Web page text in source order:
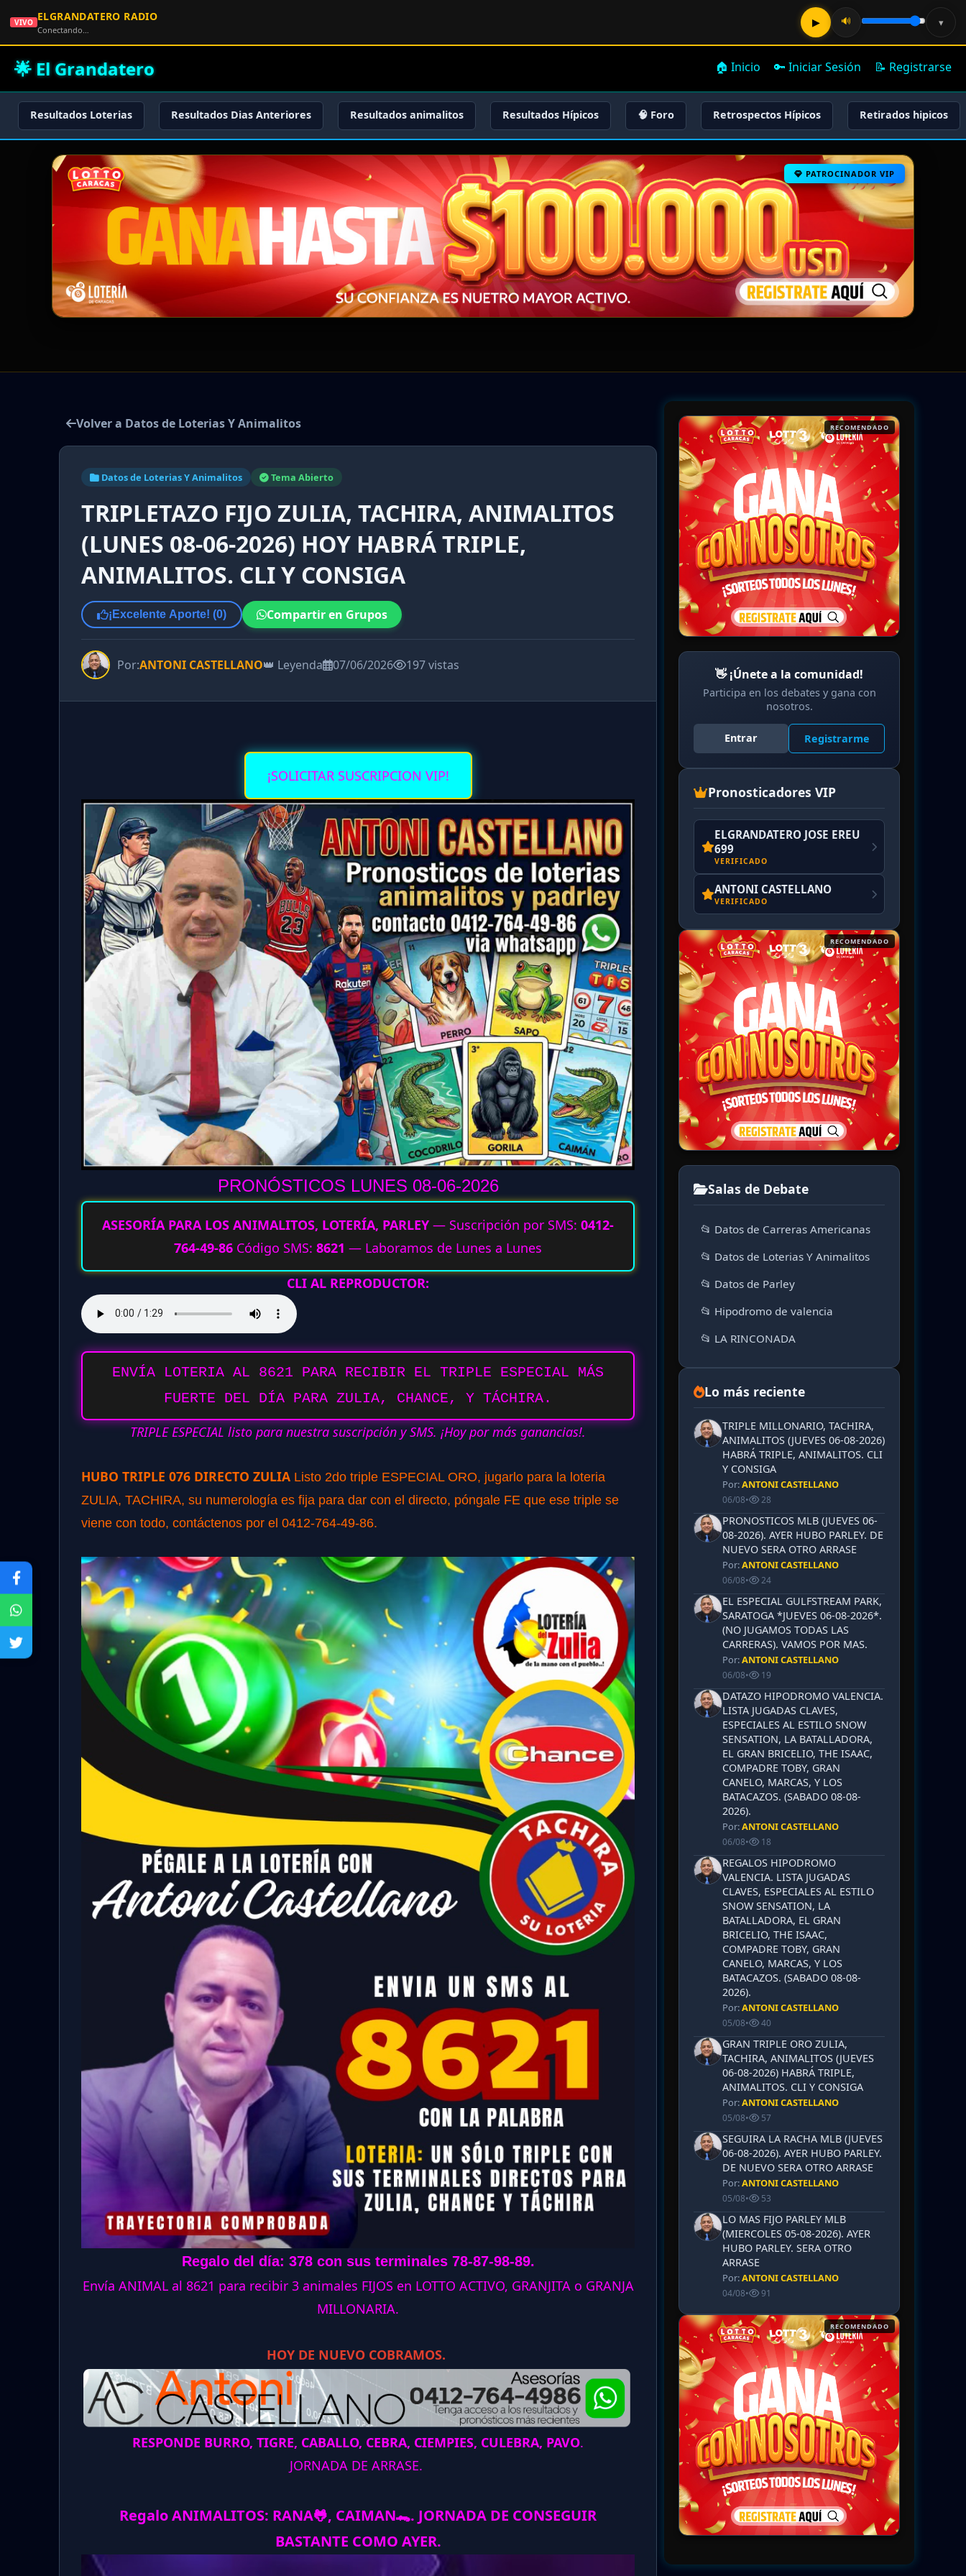
🌟 El Grandatero 🏠 Inicio 🔑 Iniciar Sesión 📝 Registrarse
Resultados Loterias Resultados Dias Anteriores Resultados animalitos Resultados Hípicos 🧠 Foro Retrospectos Hípicos Retirados hipicos
PATROCINADOR VIP
Volver a Datos de Loterias Y Animalitos
Datos de Loterias Y Animalitos Tema Abierto
TRIPLETAZO FIJO ZULIA, TACHIRA, ANIMALITOS
(LUNES 08-06-2026) HOY HABRÁ TRIPLE,
ANIMALITOS. CLI Y CONSIGA
¡Excelente Aporte! (0) Compartir en Grupos
Por:ANTONI CASTELLANO👑 Leyenda 07/06/2026 197 vistas
¡SOLICITAR SUSCRIPCION VIP!
PRONÓSTICOS LUNES 08-06-2026
ASESORÍA PARA LOS ANIMALITOS, LOTERÍA, PARLEY — Suscripción por SMS: 0412-
764-49-86 Código SMS: 8621 — Laboramos de Lunes a Lunes
CLI AL REPRODUCTOR:
ENVÍA LOTERIA AL 8621 PARA RECIBIR EL TRIPLE ESPECIAL MÁS
FUERTE DEL DÍA PARA ZULIA, CHANCE, Y TÁCHIRA.
TRIPLE ESPECIAL listo para nuestra suscripción y SMS. ¡Hoy por más ganancias!.
HUBO TRIPLE 076 DIRECTO ZULIA Listo 2do triple ESPECIAL ORO, jugarlo para la loteria
ZULIA, TACHIRA, su numerología es fija para dar con el directo, póngale FE que ese triple se
viene con todo, contáctenos por el 0412-764-49-86.
Regalo del día: 378 con sus terminales 78-87-98-89.
Envía ANIMAL al 8621 para recibir 3 animales FIJOS en LOTTO ACTIVO, GRANJITA o GRANJA
MILLONARIA.
HOY DE NUEVO COBRAMOS.
RESPONDE BURRO, TIGRE, CABALLO, CEBRA, CIEMPIES, CULEBRA, PAVO.
JORNADA DE ARRASE.
Regalo ANIMALITOS: RANA🐸, CAIMAN🐊. JORNADA DE CONSEGUIR
BASTANTE COMO AYER.
RECOMENDADO
👋 ¡Únete a la comunidad!
Participa en los debates y gana con
nosotros.
Entrar Registrarme
Pronosticadores VIP
ELGRANDATERO JOSE EREU
699
VERIFICADO
ANTONI CASTELLANO
VERIFICADO
RECOMENDADO
Salas de Debate
📂 Datos de Carreras Americanas
📂 Datos de Loterias Y Animalitos
📂 Datos de Parley
📂 Hipodromo de valencia
📂 LA RINCONADA
Lo más reciente
TRIPLE MILLONARIO, TACHIRA,
ANIMALITOS (JUEVES 06-08-2026)
HABRÁ TRIPLE, ANIMALITOS. CLI
Y CONSIGA
Por:ANTONI CASTELLANO
06/08• 28
PRONOSTICOS MLB (JUEVES 06-
08-2026). AYER HUBO PARLEY. DE
NUEVO SERA OTRO ARRASE
Por:ANTONI CASTELLANO
06/08• 24
EL ESPECIAL GULFSTREAM PARK,
SARATOGA *JUEVES 06-08-2026*.
(NO JUGAMOS TODAS LAS
CARRERAS). VAMOS POR MAS.
Por:ANTONI CASTELLANO
06/08• 19
DATAZO HIPODROMO VALENCIA.
LISTA JUGADAS CLAVES,
ESPECIALES AL ESTILO SNOW
SENSATION, LA BATALLADORA,
EL GRAN BRICELIO, THE ISAAC,
COMPADRE TOBY, GRAN
CANELO, MARCAS, Y LOS
BATACAZOS. (SABADO 08-08-
2026).
Por:ANTONI CASTELLANO
06/08• 18
REGALOS HIPODROMO
VALENCIA. LISTA JUGADAS
CLAVES, ESPECIALES AL ESTILO
SNOW SENSATION, LA
BATALLADORA, EL GRAN
BRICELIO, THE ISAAC,
COMPADRE TOBY, GRAN
CANELO, MARCAS, Y LOS
BATACAZOS. (SABADO 08-08-
2026).
Por:ANTONI CASTELLANO
05/08• 40
GRAN TRIPLE ORO ZULIA,
TACHIRA, ANIMALITOS (JUEVES
06-08-2026) HABRÁ TRIPLE,
ANIMALITOS. CLI Y CONSIGA
Por:ANTONI CASTELLANO
05/08• 57
SEGUIRA LA RACHA MLB (JUEVES
06-08-2026). AYER HUBO PARLEY.
DE NUEVO SERA OTRO ARRASE
Por:ANTONI CASTELLANO
05/08• 53
LO MAS FIJO PARLEY MLB
(MIERCOLES 05-08-2026). AYER
HUBO PARLEY. SERA OTRO
ARRASE
Por:ANTONI CASTELLANO
04/08• 91
RECOMENDADO
VIVO ELGRANDATERO RADIO
Conectando…
▶ 🔊 ▾